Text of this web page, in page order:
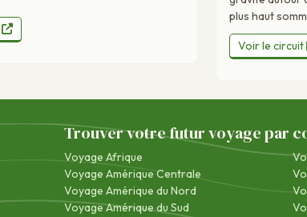
plus haut
Voir le circuit
Trouver votre futur voyage par
Voyage Afrique
Voyage Amérique Centrale
Voyage Amérique du Nord
Voyage Amérique du Sud